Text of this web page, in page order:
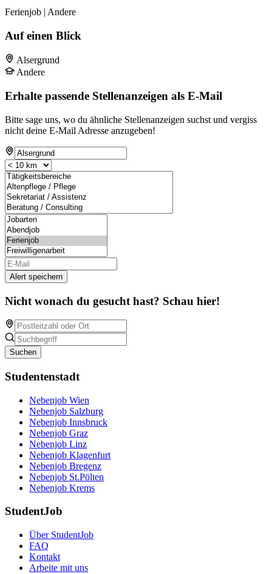
Ferienjob | Andere
Auf einen Blick
Alsergrund
Andere
Erhalte passende Stellenanzeigen als E-Mail
Bitte sage uns, wo du ähnliche Stellenanzeigen suchst und vergiss
nicht deine E-Mail Adresse anzugeben!
Alert speichern
Nicht wonach du gesucht hast? Schau hier!
Suchen
Studentenstadt
Nebenjob Wien
Nebenjob Salzburg
Nebenjob Innsbruck
Nebenjob Graz
Nebenjob Linz
Nebenjob Klagenfurt
Nebenjob Bregenz
Nebenjob St.Pölten
Nebenjob Krems
StudentJob
Über StudentJob
FAQ
Kontakt
Arbeite mit uns